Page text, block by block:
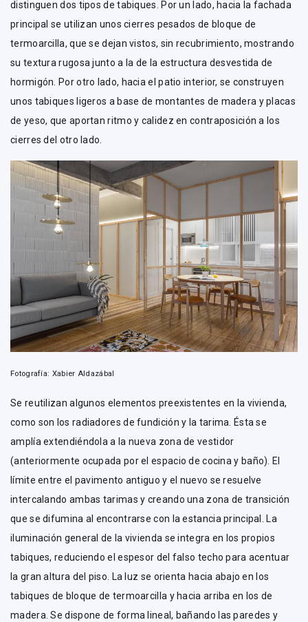
distinguen dos tipos de tabiques. Por un lado, hacia la fachada
principal se utilizan unos cierres pesados de bloque de
termoarcilla, que se dejan vistos, sin recubrimiento, mostrando
su textura rugosa junto a la de la estructura desvestida de
hormigón. Por otro lado, hacia el patio interior, se construyen
unos tabiques ligeros a base de montantes de madera y placas
de yeso, que aportan ritmo y calidez en contraposición a los
cierres del otro lado.
Fotografía: Xabier Aldazábal
Se reutilizan algunos elementos preexistentes en la vivienda,
como son los radiadores de fundición y la tarima. Ésta se
amplía extendiéndola a la nueva zona de vestidor
(anteriormente ocupada por el espacio de cocina y baño). El
límite entre el pavimento antiguo y el nuevo se resuelve
intercalando ambas tarimas y creando una zona de transición
que se difumina al encontrarse con la estancia principal. La
iluminación general de la vivienda se integra en los propios
tabiques, reduciendo el espesor del falso techo para acentuar
la gran altura del piso. La luz se orienta hacia abajo en los
tabiques de bloque de termoarcilla y hacia arriba en los de
madera. Se dispone de forma lineal, bañando las paredes y